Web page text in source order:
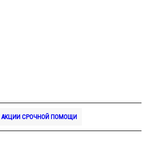
АКЦИИ СРОЧНОЙ ПОМОЩИ